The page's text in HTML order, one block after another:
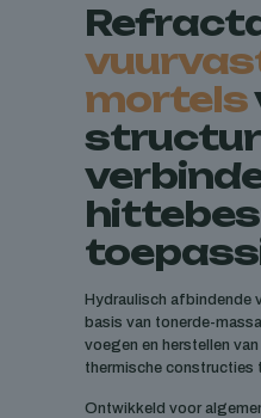
mortels
Hydraulisch afbindende
basis van tonerde-
voegen en herstellen
thermische constructies
Ontwikkeld voor